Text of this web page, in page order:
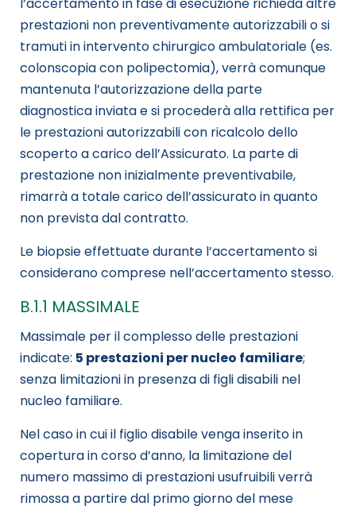
prestazioni non preventivamente autorizzabili o si
tramuti in intervento chirurgico ambulatoriale (es.
colonscopia con polipectomia), verrà comunque
mantenuta l’autorizzazione della parte
diagnostica inviata e si procederà alla rettifica per
le prestazioni autorizzabili con ricalcolo dello
scoperto a carico dell’Assicurato. La parte di
prestazione non inizialmente preventivabile,
rimarrà a totale carico dell’assicurato in quanto
non prevista dal contratto.
Le biopsie effettuate durante l’accertamento si
considerano comprese nell’accertamento stesso.
B.1.1 MASSIMALE
Massimale per il complesso delle prestazioni
indicate: 5 prestazioni per nucleo familiare;
senza limitazioni in presenza di figli disabili nel
nucleo familiare.
Nel caso in cui il figlio disabile venga inserito in
copertura in corso d’anno, la limitazione del
numero massimo di prestazioni usufruibili verrà
rimossa a partire dal primo giorno del mese